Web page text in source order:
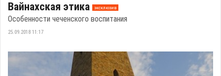
Вайнахская этика эксклюзив
Особенности чеченского воспитания
25.09.2018 11:17